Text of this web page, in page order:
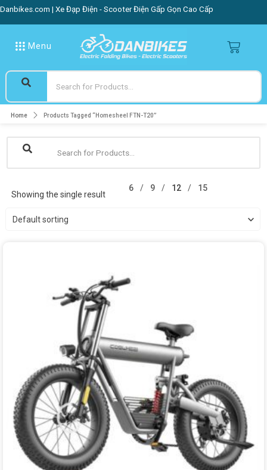
Danbikes.com | Xe Đạp Điện - Scooter Điện Gấp Gọn Cao Cấp
Menu
Home Products Tagged “Homesheel FTN-T20”
Showing the single result
6 9 12 15